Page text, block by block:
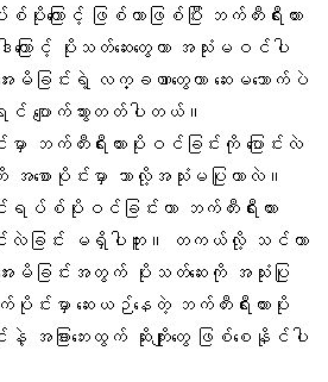
းကြောင့် ဖြစ်တာဖြစ်ပြီး ဘက်တီးရီးယား
ကြောင့် ပိုးသတ်ဆေးတွေဟာ အသုံးမဝင်ပါ
ေးမိခြင်းရဲ့ လက္ခဏာတွေဟာ ဆေးမသောက်ပဲ
ပျောက်သွားတတ်ပါတယ်။
မှာ ဘက်တီးရီးယားပိုးဝင်ခြင်းကို ပြောင်းလဲ
အစောပိုင်းမှာ ဘာလို့အသုံးမပြုတာလဲ။
းရပ်စ်ပိုးဝင်ခြင်းဟာ ဘက်တီးရီးယား
ောင်းလဲခြင်း မရှိပါဘူး။ တကယ်လို့ သင်ဟာ
ေးမိခြင်းအတွက် ပိုးသတ်ဆေးကို အသုံးပြု
းမှာ ဆေးယဉ်နေတဲ့ ဘက်တီးရီးယားပိုး
နဲ့ အခြားဘေးထွက် ဆိုးကျိုးတွေ ဖြစ်စေနိုင်ပါ